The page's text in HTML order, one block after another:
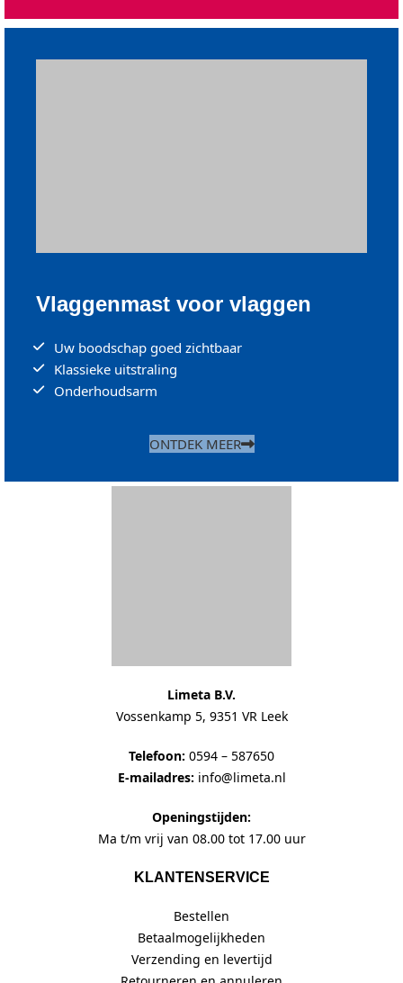
Vlaggenmast voor vlaggen
Uw boodschap goed zichtbaar
Klassieke uitstraling
Onderhoudsarm
ONTDEK MEER
Limeta B.V.
Vossenkamp 5, 9351 VR Leek
Telefoon: 0594 – 587650
E-mailadres: info@limeta.nl
Openingstijden:
Ma t/m vrij van 08.00 tot 17.00 uur
KLANTENSERVICE
Bestellen
Betaalmogelijkheden
Verzending en levertijd